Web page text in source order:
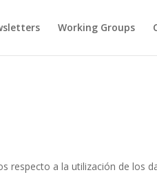
Working Groups
respecto a la utilización de los